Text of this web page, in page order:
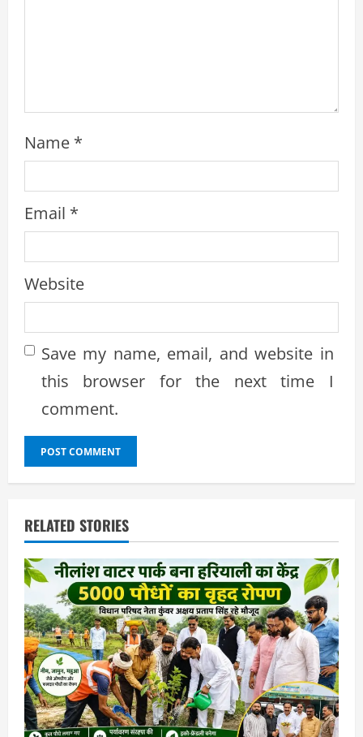
Name *
Email *
Website
Save my name, email, and website in
this browser for the next time I
comment.
RELATED STORIES